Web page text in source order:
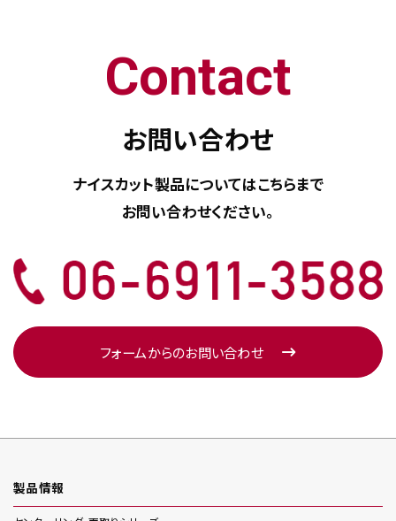
Contact
お問い合わせ
ナイスカット製品についてはこちらまで
お問い合わせください。
フォームからのお問い合わせ
製品情報